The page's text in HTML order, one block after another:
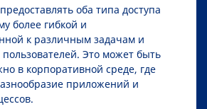
оба типа доступа
более гибкой и
к различным задачам и
Это может быть
в корпоративной среде, где
приложений и